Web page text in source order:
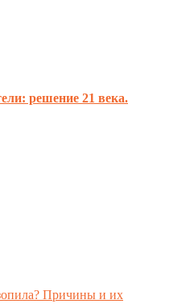
решение 21 века.